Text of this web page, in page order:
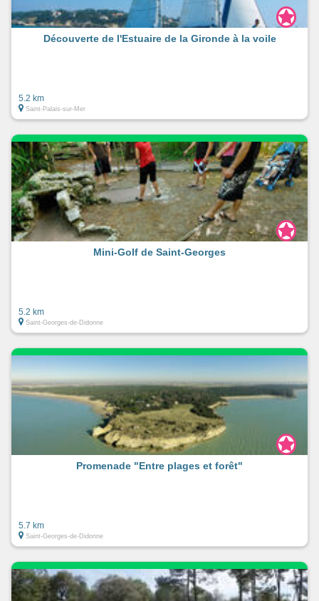
Découverte de l'Estuaire de la Gironde à la voile
5.2 km
Saint-Palais-sur-Mer
Mini-Golf de Saint-Georges
5.2 km
Saint-Georges-de-Didonne
Promenade "Entre plages et forêt"
5.7 km
Saint-Georges-de-Didonne